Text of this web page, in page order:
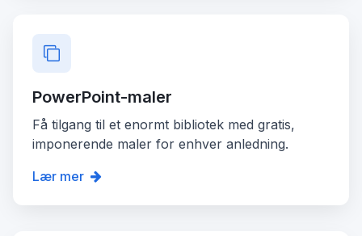
PowerPoint-maler
Få tilgang til et enormt bibliotek med gratis,
imponerende maler for enhver anledning.
Lær mer